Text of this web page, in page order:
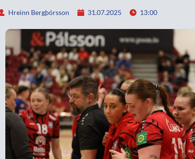
Hreinn Bergþórsson 31.07.2025 13:00